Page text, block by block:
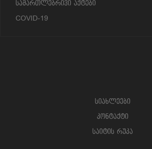
სამართლებრივი აქტები
COVID-19
სიახლეები
კონტაქტი
საიტის რუკა